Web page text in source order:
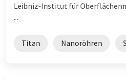
Leibniz-Institut für
...
Titan Nanoröhren